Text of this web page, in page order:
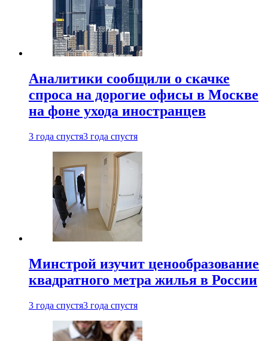
Аналитики сообщили о скачке
спроса на дорогие офисы в Москве
на фоне ухода иностранцев
3 года спустя3 года спустя
Минстрой изучит ценообразование
квадратного метра жилья в России
3 года спустя3 года спустя